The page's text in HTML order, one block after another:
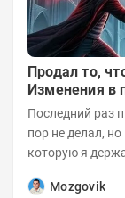
Продал то,
Изменения в
Последний раз писал про портфель 30 июня и сделок с тех
пор не делал,
которую я держал и
Mozgovik